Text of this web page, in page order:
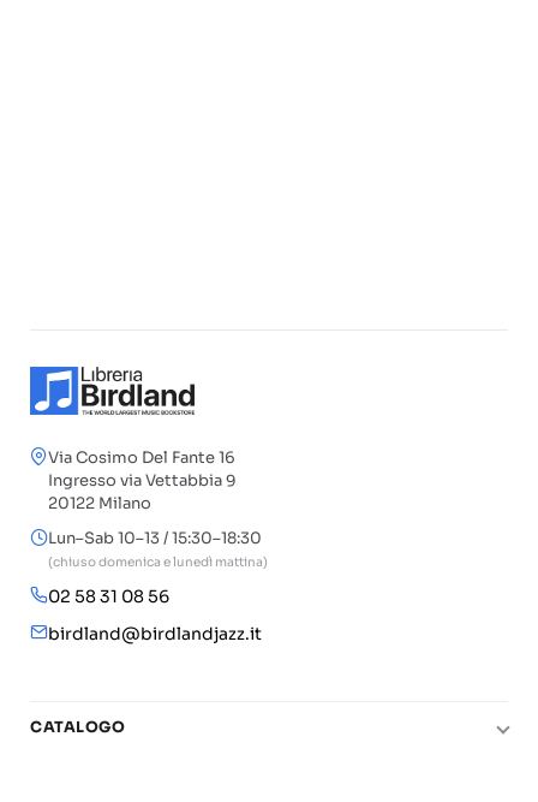
Via Cosimo Del Fante 16
Ingresso via Vettabbia 9
20122 Milano
Lun–Sab 10–13 / 15:30–18:30
(chiuso domenica e lunedì mattina)
02 58 31 08 56
birdland@birdlandjazz.it
CATALOGO